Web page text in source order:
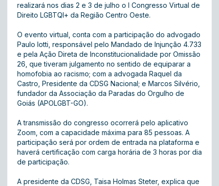
realizará nos dias 2 e 3 de julho o I Congresso Virtual de
Direito LGBTQI+ da Região Centro Oeste.
O evento virtual, conta com a participação do advogado
Paulo Iotti, responsável pelo Mandado de Injunção 4.733
e pela Ação Direta de Inconstitucionalidade por Omissão
26, que tiveram julgamento no sentido de equiparar a
homofobia ao racismo; com a advogada Raquel da
Castro, Presidente da CDSG Nacional; e Marcos Silvério,
fundador da Associação da Paradas do Orgulho de
Goiás (APOLGBT-GO).
A transmissão do congresso ocorrerá pelo aplicativo
Zoom, com a capacidade máxima para 85 pessoas. A
participação será por ordem de entrada na plataforma e
haverá certificação com carga horária de 3 horas por dia
de participação.
A presidente da CDSG, Taisa Holmas Steter, explica que